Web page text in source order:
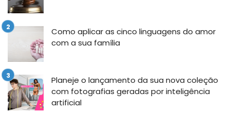
Como aplicar as cinco linguagens do amor
com a sua família
Planeje o lançamento da sua nova coleção
com fotografias geradas por inteligência
artificial